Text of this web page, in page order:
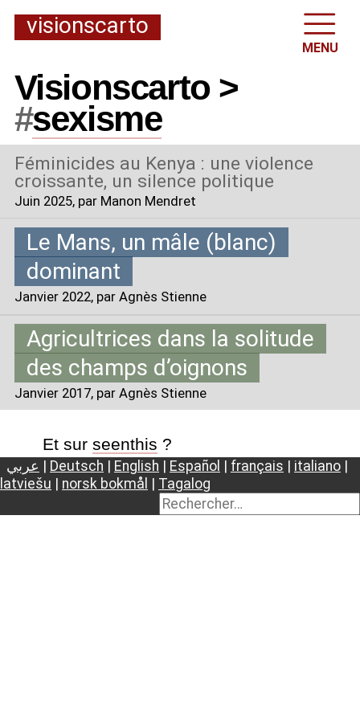
visionscarto
MENU
Visionscarto >
#sexisme
Féminicides au Kenya : une violence
croissante, un silence politique
Juin 2025, par Manon Mendret
Le Mans, un mâle (blanc)
dominant
Janvier 2022, par Agnès Stienne
Agricultrices dans la solitude
des champs d’oignons
Janvier 2017, par Agnès Stienne
Et sur seenthis ?
عربي Deutsch English Español français italiano
latviešu
norsk bokmål Tagalog